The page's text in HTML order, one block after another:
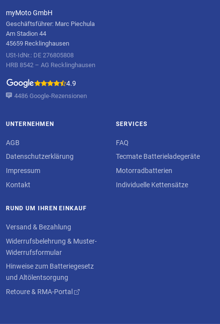
myMoto GmbH
Geschäftsführer: Marc Piechula
Am Stadion 44
45659 Recklinghausen
USt-IdNr.: DE 276805808
HRB 8542 – AG Recklinghausen
4.9
4486 Google-Rezensionen
UNTERNEHMEN
AGB
Datenschutzerklärung
Impressum
Kontakt
SERVICES
FAQ
Tecmate Batterieladegeräte
Motorradbatterien
Individuelle Kettensätze
RUND UM IHREN EINKAUF
Versand & Bezahlung
Widerrufsbelehrung & Muster-
Widerrufsformular
Hinweise zum Batteriegesetz
und Altölentsorgung
Retoure & RMA-Portal